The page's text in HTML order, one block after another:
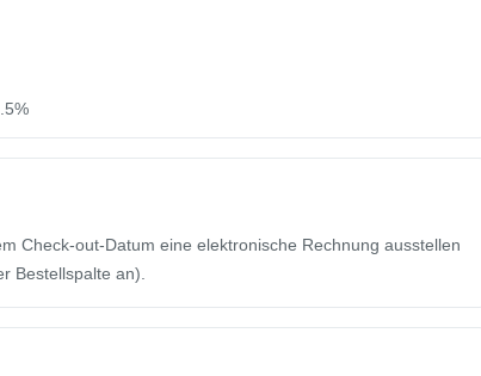
Check-out-Datum eine elektronische Rechnung ausstellen
Bestellspalte an).